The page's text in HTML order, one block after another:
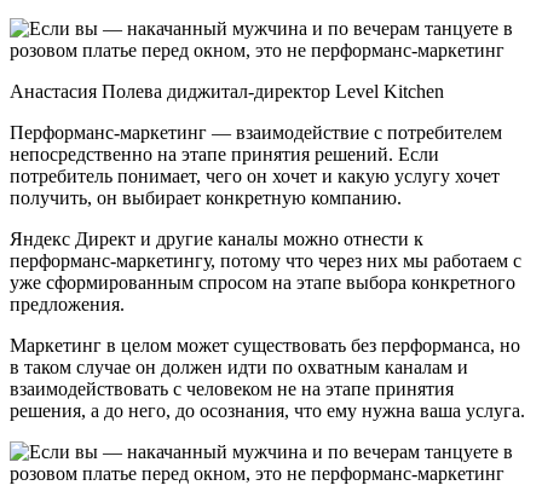
Анастасия Полева диджитал-директор Level Kitchen
Перформанс-маркетинг — взаимодействие с потребителем
непосредственно на этапе принятия решений. Если
потребитель понимает, чего он хочет и какую услугу хочет
получить, он выбирает конкретную компанию.
Яндекс Директ и другие каналы можно отнести к
перформанс-маркетингу, потому что через них мы работаем с
уже сформированным спросом на этапе выбора конкретного
предложения.
Маркетинг в целом может существовать без перформанса, но
в таком случае он должен идти по охватным каналам и
взаимодействовать с человеком не на этапе принятия
решения, а до него, до осознания, что ему нужна ваша услуга.